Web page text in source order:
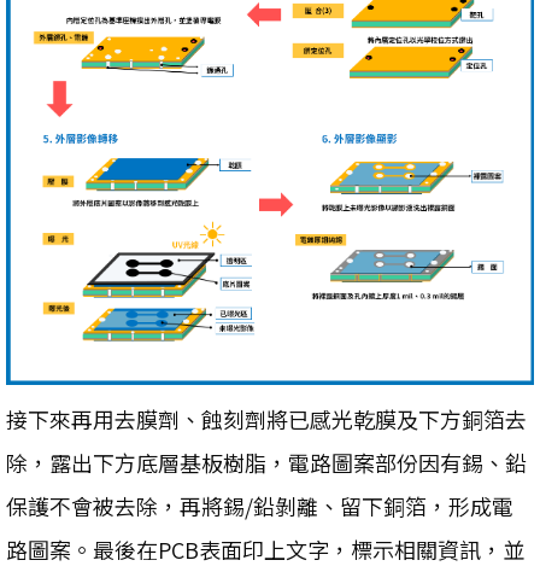
接下來再用去膜劑、蝕刻劑將已感光乾膜及下方銅箔去
除，露出下方底層基板樹脂，電路圖案部份因有錫、鉛
保護不會被去除，再將錫/鉛剝離、留下銅箔，形成電
路圖案。最後在PCB表面印上文字，標示相關資訊，並